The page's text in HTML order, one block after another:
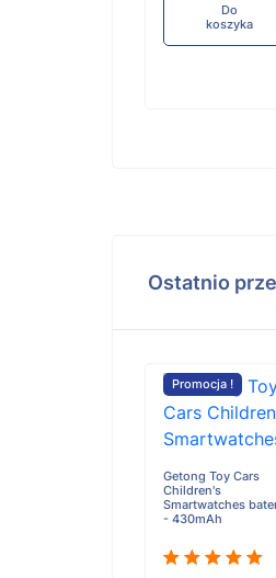
Do
koszyka
Ostatnio
Promocja !
Getong Toy Cars
Children's
Smartwatches
- 430mAh